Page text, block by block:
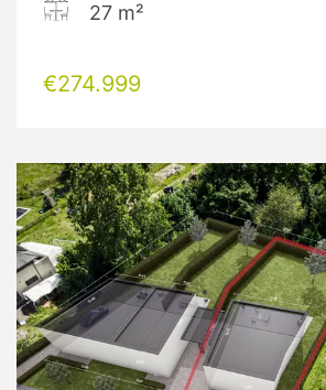
27 m²
€274.999